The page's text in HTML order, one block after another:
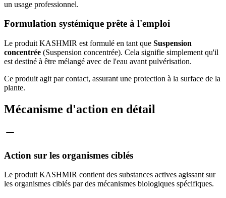
un usage professionnel.
Formulation systémique prête à l'emploi
Le produit KASHMIR est formulé en tant que Suspension
concentrée (Suspension concentrée). Cela signifie simplement qu'il
est destiné à être mélangé avec de l'eau avant pulvérisation.
Ce produit agit par contact, assurant une protection à la surface de la
plante.
Mécanisme d'action en détail
Action sur les organismes ciblés
Le produit KASHMIR contient des substances actives agissant sur
les organismes ciblés par des mécanismes biologiques spécifiques.